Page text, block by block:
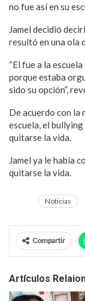
no fue así en su
Jamel decidió
resultó en una ola
“El fue a la
porque estaba
sido su opción”,
De acuerdo con la
escuela, el
quitarse la vida.
Jamel ya le había
quitarse la vida.
Noticias
Compartir
Artículos